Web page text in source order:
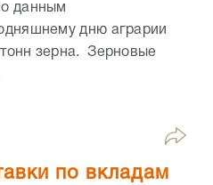
данным
дню аграрии
зерна. Зерновые
по вкладам